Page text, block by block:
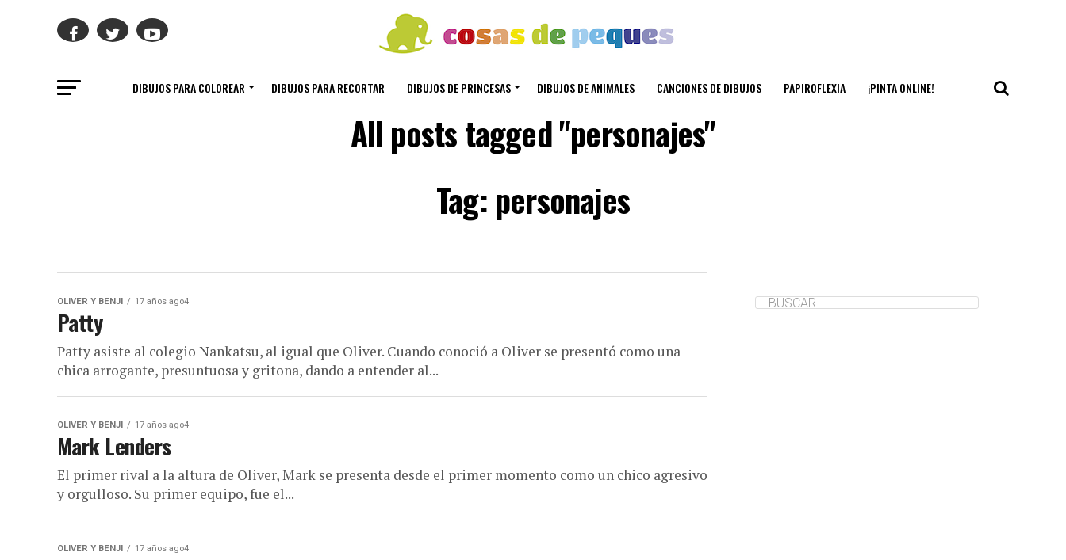
DIBUJOS PARA COLOREAR DIBUJOS PARA RECORTAR DIBUJOS DE PRINCESAS DIBUJOS DE ANIMALES CANCIONES DE DIBUJOS PAPIROFLEXIA ¡PINTA ONLINE!
All posts tagged "personajes"
Tag: personajes
OLIVER Y BENJI 17 años ago4
Patty
Patty asiste al colegio Nankatsu, al igual que Oliver. Cuando conoció a Oliver se presentó como una
chica arrogante, presuntuosa y gritona, dando a entender al...
OLIVER Y BENJI 17 años ago4
Mark Lenders
El primer rival a la altura de Oliver, Mark se presenta desde el primer momento como un chico agresivo
y orgulloso. Su primer equipo, fue el...
OLIVER Y BENJI 17 años ago4